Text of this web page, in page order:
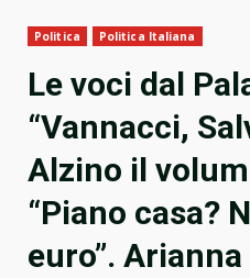
Politica Politica Italiana
Le voci dal
“Vannacci,
Alzino il
“Piano casa?
euro”.